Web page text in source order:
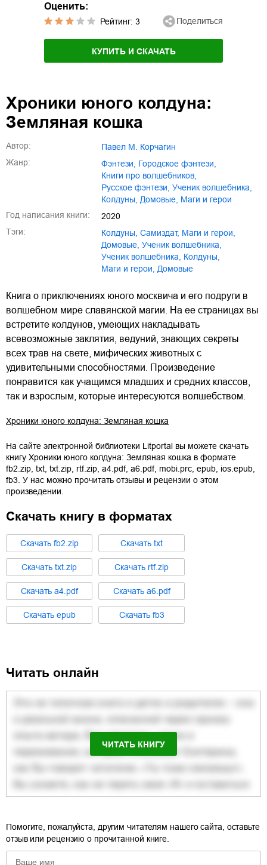
Оценить:
Рейтинг: 3 Поделиться
КУПИТЬ И СКАЧАТЬ
Хроники юного колдуна:
Земляная кошка
Автор:
Павел М. Корчагин
Жанр:
фэнтези городское фэнтези
книги про волшебников
русское фэнтези
ученик волшебника
колдуны
домовые
маги и герои
Год написания книги:
2020
Тэги:
колдуны Самиздат, маги и герои
домовые
ученик волшебника
Ученик волшебника
Колдуны
Маги и герои
Домовые
Книга о приключениях юного москвича и его подруги в
волшебном мире славянской магии. На ее страницах вы
встретите колдунов, умеющих накладывать
всевозможные заклятия, ведуний, знающих секреты
всех трав на свете, мифических животных с
удивительными способностями. Произведение
понравится как учащимся младших и средних классов,
так и взрослым, которые интересуются волшебством.
Хроники юного колдуна: Земляная кошка
На сайте электронной библиотеки Litportal вы можете скачать
книгу Хроники юного колдуна: Земляная кошка в формате
fb2.zip txt txt.zip rtf.zip a4.pdf, a6.pdf, mobi.prc epub ios.epub
fb3 . У нас можно прочитать отзывы и рецензии о этом
произведении.
Скачать книгу в форматах
Cкачать fb2.zip Cкачать txt
Cкачать txt.zip Cкачать rtf.zip
Cкачать a4.pdf Cкачать a6.pdf
Cкачать epub Cкачать fb3
Читать онлайн
ЧИТАТЬ КНИГУ
Помогите, пожалуйста, другим читателям нашего сайта, оставьте
отзыв или рецензию о прочитанной книге.